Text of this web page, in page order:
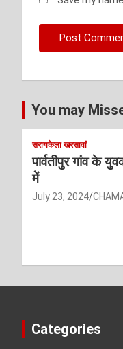
You may
सरायकेला खरसावां
पार्वतीपुर गांव के
में
July 23, 2024
Categories